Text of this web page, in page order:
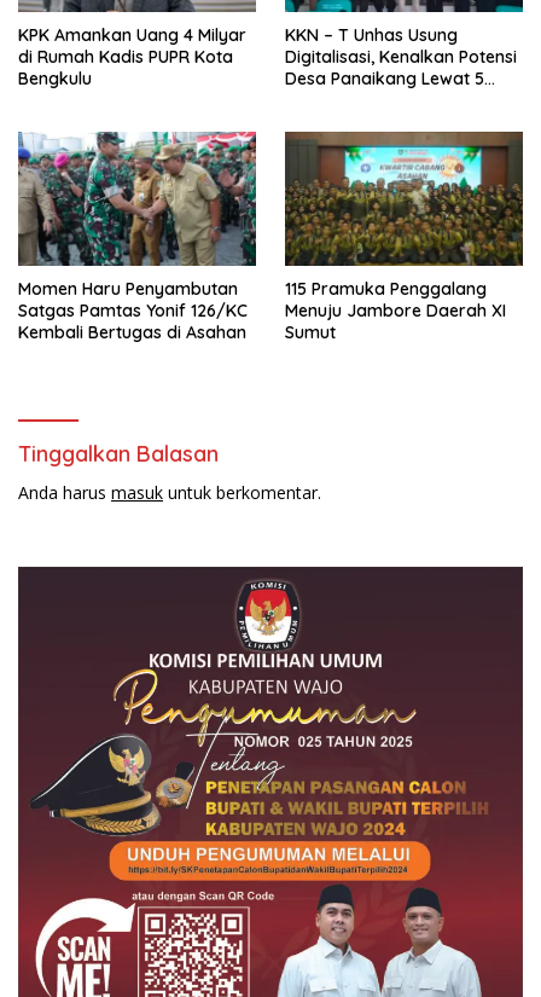
KPK Amankan Uang 4 Milyar
di Rumah Kadis PUPR Kota
Bengkulu
KKN – T Unhas Usung
Digitalisasi, Kenalkan Potensi
Desa Panaikang Lewat 5
Momen Haru Penyambutan
Satgas Pamtas Yonif 126/KC
Kembali Bertugas di Asahan
115 Pramuka Penggalang
Menuju Jambore Daerah XI
Sumut
Tinggalkan Balasan
Anda harus masuk untuk berkomentar.